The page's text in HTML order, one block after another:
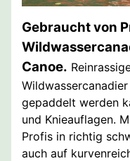
Gebraucht von
Canoe.
gepaddelt werden
und Knieauflagen.
Profis in richtig
auch auf